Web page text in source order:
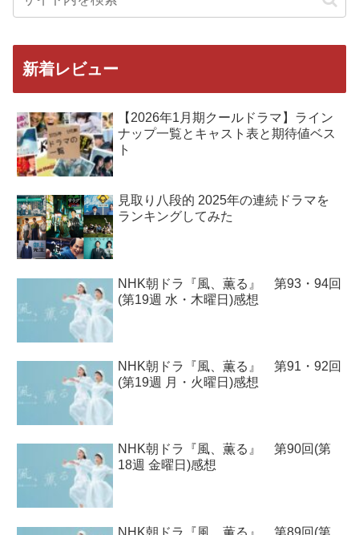
新着レビュー
【2026年1月期クールドラマ】ライン
ナップ一覧とキャスト表と期待値ベス
ト
見取り八段的 2025年の連続ドラマを
ランキングしてみた
NHK朝ドラ『風、薫る』 第93・94回
(第19週 水・木曜日)感想
NHK朝ドラ『風、薫る』 第91・92回
(第19週 月・火曜日)感想
NHK朝ドラ『風、薫る』 第90回(第
18週 金曜日)感想
NHK朝ドラ『風、薫る』 第89回(第